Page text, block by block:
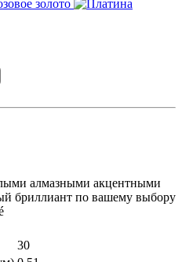
алмазными акцентными
бриллиант по вашему выбору
30